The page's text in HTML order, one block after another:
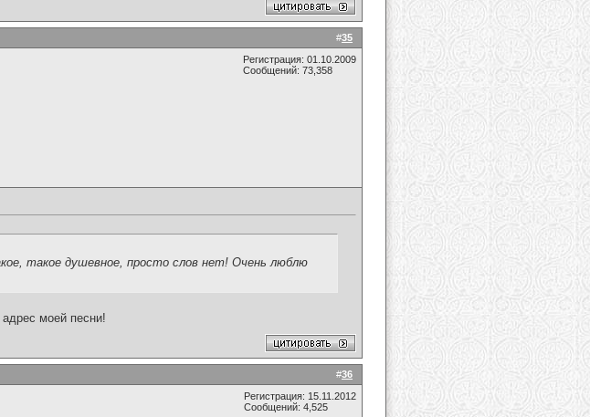
#35
Регистрация: 01.10.2009
Сообщений: 73,358
такое душевное, просто слов нет! Очень люблю
моей песни!
#36
Регистрация: 15.11.2012
Сообщений: 4,525